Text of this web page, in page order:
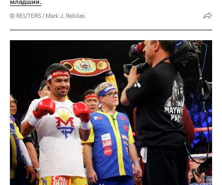
младший.
© REUTERS / Mark J. Rebilas